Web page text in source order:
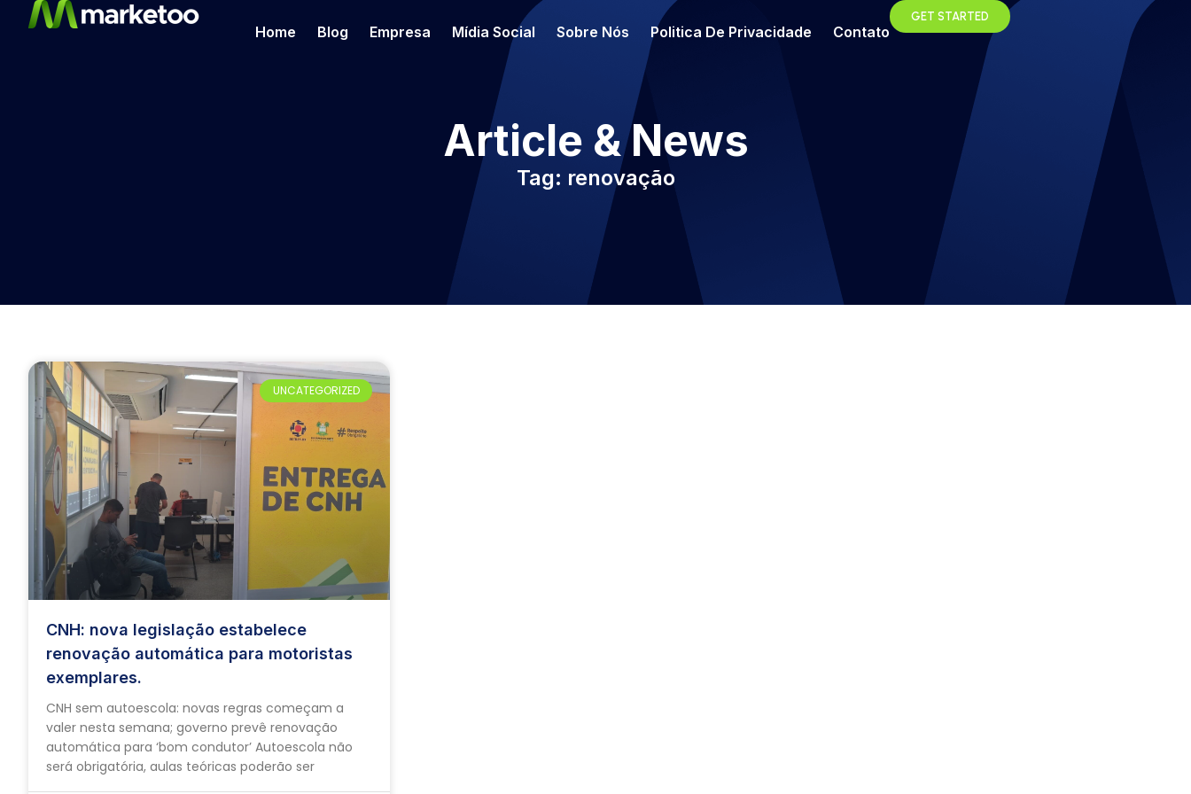
Home Blog Empresa Mídia Social Sobre Nós Politica De Privacidade Contato
GET STARTED
Article & News
Tag: renovação
UNCATEGORIZED
CNH: nova legislação estabelece
renovação automática para motoristas
exemplares.
CNH sem autoescola: novas regras começam a
valer nesta semana; governo prevê renovação
automática para ‘bom condutor’ Autoescola não
será obrigatória, aulas teóricas poderão ser